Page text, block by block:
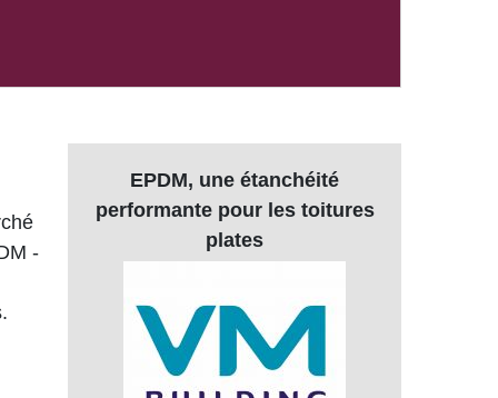
-
EPDM, une étanchéité
performante pour les toitures
plates